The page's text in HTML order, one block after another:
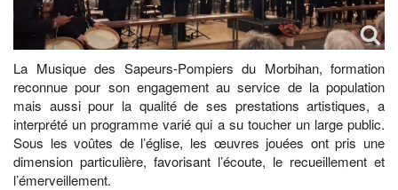
La Musique des Sapeurs-Pompiers du Morbihan, formation
reconnue pour son engagement au service de la population
mais aussi pour la qualité de ses prestations artistiques, a
interprété un programme varié qui a su toucher un large public.
Sous les voûtes de l’église, les œuvres jouées ont pris une
dimension particulière, favorisant l’écoute, le recueillement et
l’émerveillement.